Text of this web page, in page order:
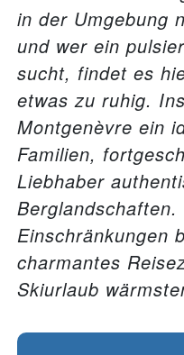
in der Umgebung
und wer ein
sucht, findet es
etwas zu ruhig.
Montgenèvre ein
Familien,
Liebhaber
Einschränkungen
charmantes
Skiurlaub